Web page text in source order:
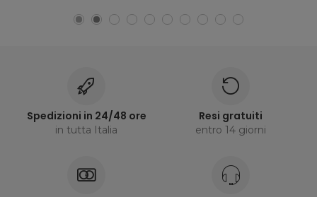
Spedizioni in 24/48 ore
in tutta Italia
Resi gratuiti
entro 14 giorni